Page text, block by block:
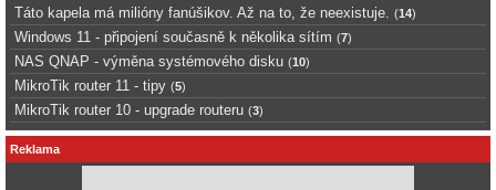
Táto kapela má milióny fanúšikov. Až na to, že neexistuje. (14)
Windows 11 - připojení současně k několika sítím (7)
NAS QNAP - výměna systémového disku (10)
MikroTik router 11 - tipy (5)
MikroTik router 10 - upgrade routeru (3)
Reklama